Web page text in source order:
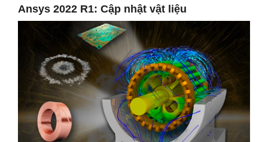
Ansys 2022 R1: Cập nhật vật liệu